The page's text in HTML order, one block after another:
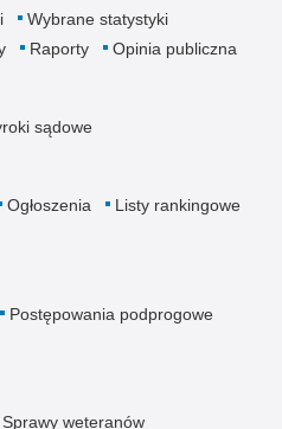
Wybrane statystyki
Raporty Opinia publiczna
sądowe
Ogłoszenia
Listy rankingowe
Postępowania podprogowe
Sprawy weteranów